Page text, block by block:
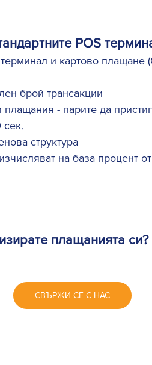
POS
и картово плащане
брой трансакции
- парите да
сек.
структура
на база процент
плащанията си?
СВЪРЖИ СЕ С НАС